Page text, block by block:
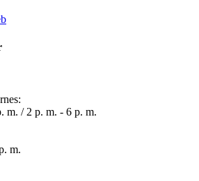
m. / 2 p. m. - 6 p. m.
m.